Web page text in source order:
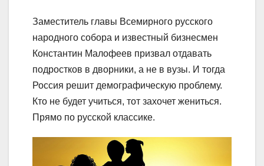
Заместитель главы Всемирного русского
народного собора и известный бизнесмен
Константин Малофеев призвал отдавать
подростков в дворники, а не в вузы. И тогда
Россия решит демографическую проблему.
Кто не будет учиться, тот захочет жениться.
Прямо по русской классике.